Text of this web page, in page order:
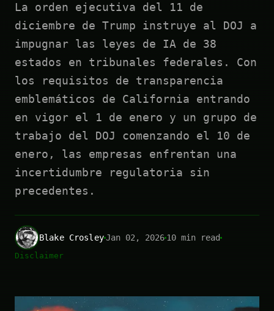
La orden ejecutiva del 11 de
diciembre de Trump instruye al DOJ a
impugnar las leyes de IA de 38
estados en tribunales federales. Con
los requisitos de transparencia
emblemáticos de California entrando
en vigor el 1 de enero y un grupo de
trabajo del DOJ comenzando el 10 de
enero, las empresas enfrentan una
incertidumbre regulatoria sin
precedentes.
Blake CrosleyJan 02, 202610 min read
Disclaimer